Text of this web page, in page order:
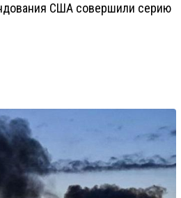
США совершили серию